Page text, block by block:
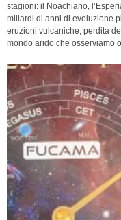
stagioni: il Noachiano,
miliardi di anni di evoluzione
eruzioni vulcaniche, perdita
mondo arido che osserviamo